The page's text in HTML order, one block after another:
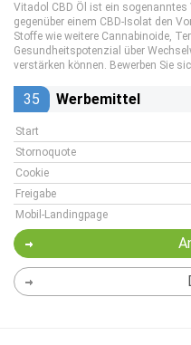
Vitadol CBD Öl ist ein
gegenüber einem CBD-Isolat den
Stoffe wie weitere Cannabinoide,
Gesundheitspotenzial über
verstärken können. Bewerben Sie
35 Werbemittel
Start
Stornoquote
Cookie
Freigabe
Mobil-Landingpage